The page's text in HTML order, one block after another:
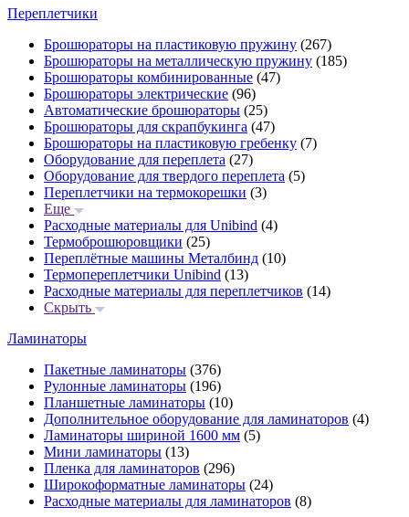
Переплетчики
Брошюраторы на пластиковую пружину (267)
Брошюраторы на металлическую пружину (185)
Брошюраторы комбинированные (47)
Брошюраторы электрические (96)
Автоматические брошюраторы (25)
Брошюраторы для скрапбукинга (47)
Брошюраторы на пластиковую гребенку (7)
Оборудование для переплета (27)
Оборудование для твердого переплета (5)
Переплетчики на термокорешки (3)
Еще
Расходные материалы для Unibind (4)
Термоброшюровщики (25)
Переплётные машины Металбинд (10)
Термопереплетчики Unibind (13)
Расходные материалы для переплетчиков (14)
Скрыть
Ламинаторы
Пакетные ламинаторы (376)
Рулонные ламинаторы (196)
Планшетные ламинаторы (10)
Дополнительное оборудование для ламинаторов (4)
Ламинаторы шириной 1600 мм (5)
Мини ламинаторы (13)
Пленка для ламинаторов (296)
Широкоформатные ламинаторы (24)
Расходные материалы для ламинаторов (8)